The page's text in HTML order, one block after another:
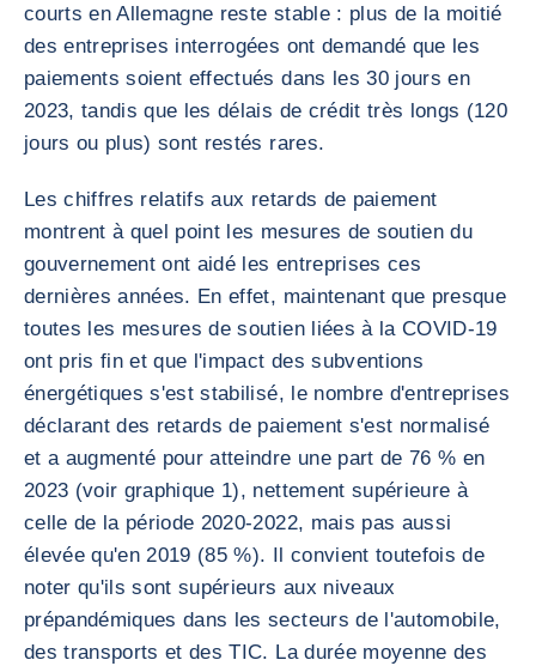
courts en Allemagne reste stable : plus de la moitié
des entreprises interrogées ont demandé que les
paiements soient effectués dans les 30 jours en
2023, tandis que les délais de crédit très longs (120
jours ou plus) sont restés rares.
Les chiffres relatifs aux retards de paiement
montrent à quel point les mesures de soutien du
gouvernement ont aidé les entreprises ces
dernières années. En effet, maintenant que presque
toutes les mesures de soutien liées à la COVID-19
ont pris fin et que l'impact des subventions
énergétiques s'est stabilisé, le nombre d'entreprises
déclarant des retards de paiement s'est normalisé
et a augmenté pour atteindre une part de 76 % en
2023 (voir graphique 1), nettement supérieure à
celle de la période 2020-2022, mais pas aussi
élevée qu'en 2019 (85 %). Il convient toutefois de
noter qu'ils sont supérieurs aux niveaux
prépandémiques dans les secteurs de l'automobile,
des transports et des TIC. La durée moyenne des